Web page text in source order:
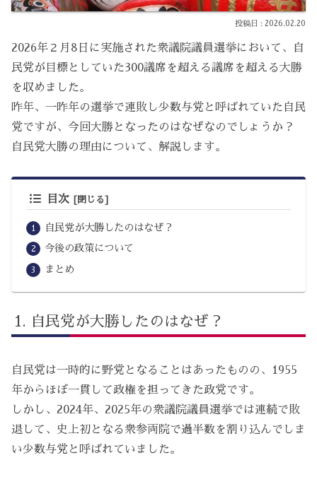
2026.02.20
2026年２月8日に実施された衆議院議員選挙において、自
民党が目標としていた300議席を超える議席を超える大勝
を収めました。
昨年、一昨年の選挙で連敗し少数与党と呼ばれていた自民
党ですが、今回大勝となったのはなぜなのでしょうか？
自民党大勝の理由について、解説します。
目次
自民党が大勝したのはなぜ？
今後の政策について
まとめ
自民党が大勝したのはなぜ？
自民党は一時的に野党となることはあったものの、1955
年からほぼ一貫して政権を担ってきた政党です。
しかし、2024年、2025年の衆議院議員選挙では連続で敗
退して、史上初となる衆参両院で過半数を割り込んでしま
い少数与党と呼ばれていました。